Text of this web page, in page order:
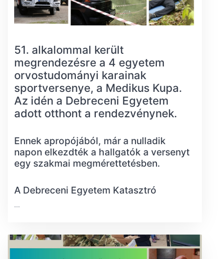
51. alkalommal került
megrendezésre a 4 egyetem
orvostudományi karainak
sportversenye, a Medikus Kupa.
Az idén a Debreceni Egyetem
adott otthont a rendezvénynek.
Ennek apropójából, már a nulladik
napon elkezdték a hallgatók a versenyt
egy szakmai megmérettetésben.
A Debreceni Egyetem Katasztró
...